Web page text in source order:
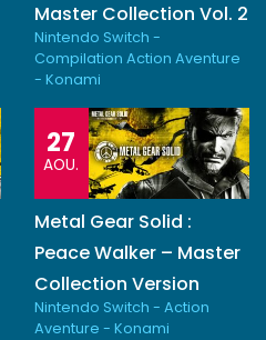
Master Collection Vol. 2
Nintendo Switch -
Compilation Action Aventure
- Konami
27
AOU.
Metal Gear Solid :
Peace Walker – Master
Collection Version
Nintendo Switch - Action
Aventure - Konami